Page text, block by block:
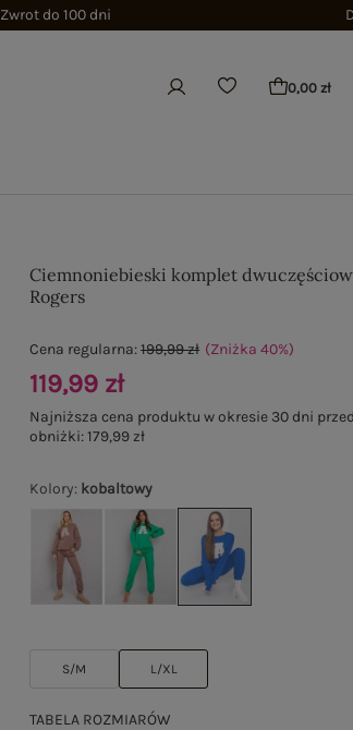
Zwrot do 100 dni
0,00 zł
Ciemnoniebieski komplet
Rogers
Kolory: kobaltowy
S/M L/XL
TABELA ROZMIARÓW
Cena regularna:199,99 zł (Zniżka40%)
119,99 zł
Najniższa cena produktu w okresie 30 dni
obniżki:179,99 zł